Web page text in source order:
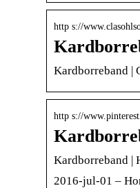
http s://
Kardborreband |
http s://
Kardborreband |
2016-jul-01 –